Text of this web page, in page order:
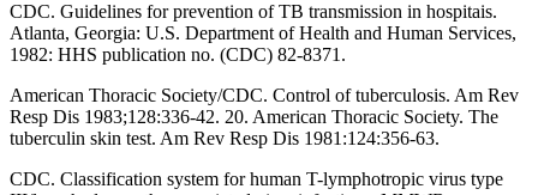
CDC. Guidelines for prevention of TB transmission in hospitais.
Atlanta, Georgia: U.S. Department of Health and Human Services,
1982: HHS publication no. (CDC) 82-8371.
American Thoracic Society/CDC. Control of tuberculosis. Am Rev
Resp Dis 1983;128:336-42. 20. American Thoracic Society. The
tuberculin skin test. Am Rev Resp Dis 1981:124:356-63.
CDC. Classification system for human T-lymphotropic virus type